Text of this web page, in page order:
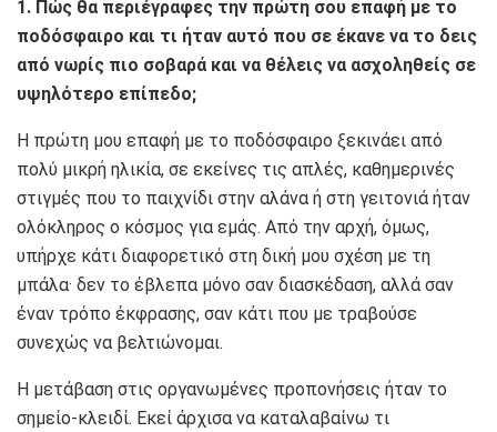
1. Πώς θα περιέγραφες την πρώτη σου επαφή με το
ποδόσφαιρο και τι ήταν αυτό που σε έκανε να το δεις
από νωρίς πιο σοβαρά και να θέλεις να ασχοληθείς σε
υψηλότερο επίπεδο;
Η πρώτη μου επαφή με το ποδόσφαιρο ξεκινάει από
πολύ μικρή ηλικία, σε εκείνες τις απλές, καθημερινές
στιγμές που το παιχνίδι στην αλάνα ή στη γειτονιά ήταν
ολόκληρος ο κόσμος για εμάς. Από την αρχή, όμως,
υπήρχε κάτι διαφορετικό στη δική μου σχέση με τη
μπάλα· δεν το έβλεπα μόνο σαν διασκέδαση, αλλά σαν
έναν τρόπο έκφρασης, σαν κάτι που με τραβούσε
συνεχώς να βελτιώνομαι.
Η μετάβαση στις οργανωμένες προπονήσεις ήταν το
σημείο-κλειδί. Εκεί άρχισα να καταλαβαίνω τι